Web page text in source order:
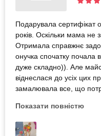
Подарувала сертифікат
років. Оскільки мама не
Отримала справжнє
онучка спочатку почала
дуже складно)). Але
віднеслася до усіх цих
замалювала все, що
непогано. Короче, ідіть
Показати повністю